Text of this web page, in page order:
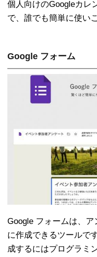
個人向けのGoogleカレ
で、誰でも簡単に使い
Google フォーム
Google フォームは、
に作成できるツールで
成するにはプログラミ